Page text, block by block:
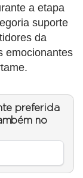
a etapa
suporte
da
emocionantes
preferida
no